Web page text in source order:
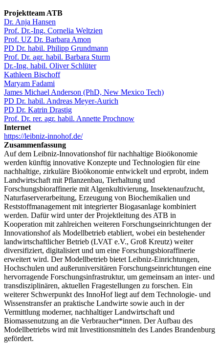
Projektteam ATB
Dr. Anja Hansen
Prof. Dr.-Ing. Cornelia Weltzien
Prof. UZ Dr. Barbara Amon
PD Dr. habil. Philipp Grundmann
Prof. Dr. agr. habil. Barbara Sturm
Dr.-Ing. habil. Oliver Schlüter
Kathleen Bischoff
Maryam Fadami
James Michael Anderson (PhD, New Mexico Tech)
PD Dr. habil. Andreas Meyer-Aurich
PD Dr. Katrin Drastig
Prof. Dr. rer. agr. habil. Annette Prochnow
Internet
https://leibniz-innohof.de/
Zusammenfassung
Auf dem Leibniz-Innovationshof für nachhaltige Bioökonomie
werden künftig innovative Konzepte und Technologien für eine
nachhaltige, zirkuläre Bioökonomie entwickelt und erprobt, indem
Landwirtschaft mit Pflanzenbau, Tierhaltung und
Forschungsbioraffinerie mit Algenkultivierung, Insektenaufzucht,
Naturfaserverarbeitung, Erzeugung von Biochemikalien und
Reststoffmanagement mit integrierter Biogasanlage kombiniert
werden. Dafür wird unter der Projektleitung des ATB in
Kooperation mit zahlreichen weiteren Forschungseinrichtungen der
Innovationshof als Modellbetrieb etabliert, wobei ein bestehender
landwirtschaftlicher Betrieb (LVAT e.V., Groß Kreutz) weiter
diversifiziert, digitalisiert und um eine Forschungsbioraffinerie
erweitert wird. Der Modellbetrieb bietet Leibniz-Einrichtungen,
Hochschulen und außeruniversitären Forschungseinrichtungen eine
hervorragende Forschungsinfrastruktur, um gemeinsam an inter- und
transdisziplinären, aktuellen Fragestellungen zu forschen. Ein
weiterer Schwerpunkt des InnoHof liegt auf dem Technologie- und
Wissenstransfer an praktische Landwirte sowie auch in der
Vermittlung moderner, nachhaltiger Landwirtschaft und
Biomassenutzung an die Verbraucher*innen. Der Aufbau des
Modellbetriebs wird mit Investitionsmitteln des Landes Brandenburg
gefördert.